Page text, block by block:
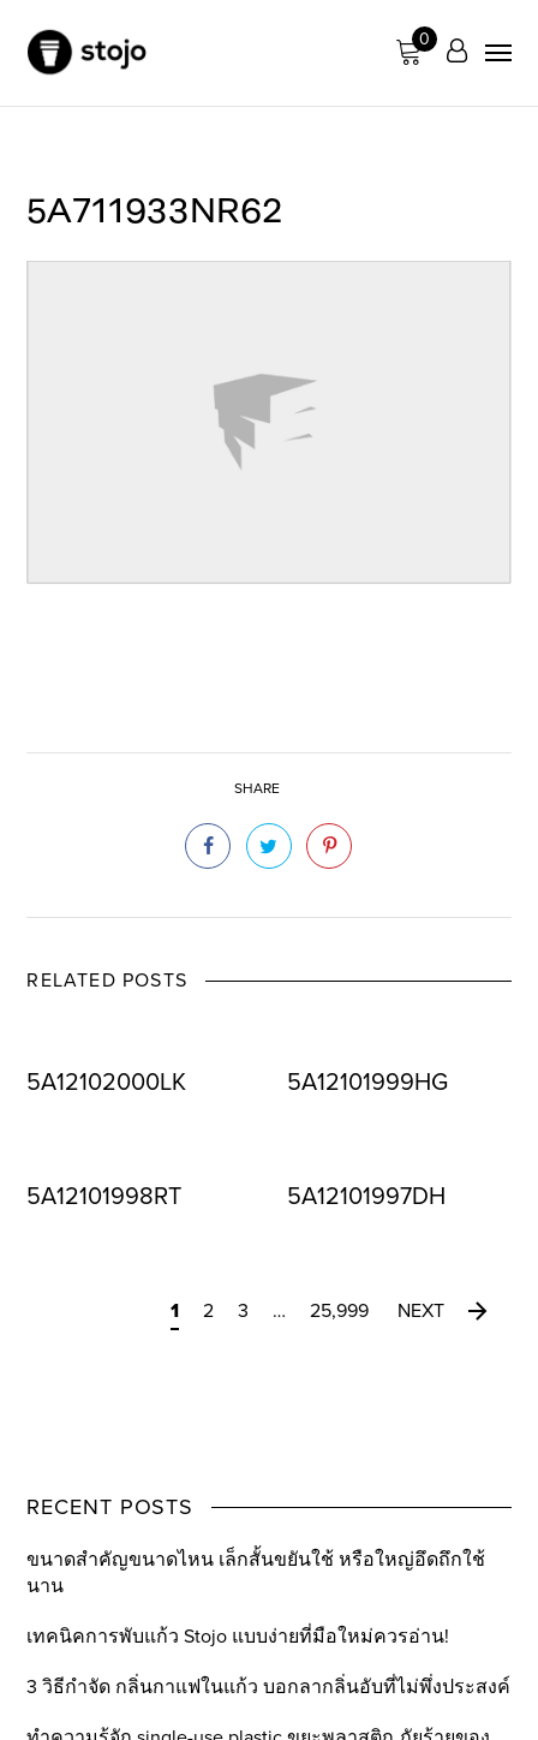
0
5A711933NR62
SHARE
RELATED POSTS
5A12102000LK 5A12101999HG
5A12101998RT 5A12101997DH
1 2 3 … 25,999 NEXT
RECENT POSTS
ขนาดสำคัญขนาดไหน เล็กสั้นขยันใช้ หรือใหญ่อึดถึกใช้
นาน
เทคนิคการพับแก้ว Stojo แบบง่ายที่มือใหม่ควรอ่าน!
3 วิธีกำจัด กลิ่นกาแฟในแก้ว บอกลากลิ่นอับที่ไม่พึ่งประสงค์